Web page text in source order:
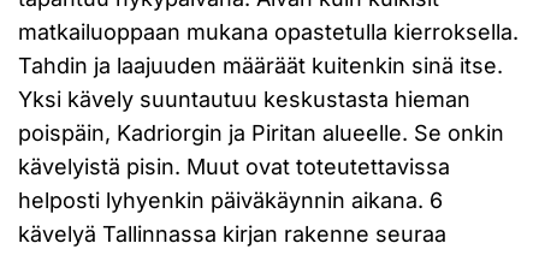
matkailuoppaan mukana opastetulla kierroksella.
Tahdin ja laajuuden määräät kuitenkin sinä itse.
Yksi kävely suuntautuu keskustasta hieman
poispäin, Kadriorgin ja Piritan alueelle. Se onkin
kävelyistä pisin. Muut ovat toteutettavissa
helposti lyhyenkin päiväkäynnin aikana. 6
kävelyä Tallinnassa kirjan rakenne seuraa